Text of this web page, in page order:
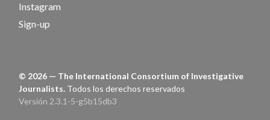
Instagram
Sign-up
© 2026 — The International Consortium of Investigative
Journalists. Todos los derechos reservados
Versión 2.3.1-5-g5b15db3